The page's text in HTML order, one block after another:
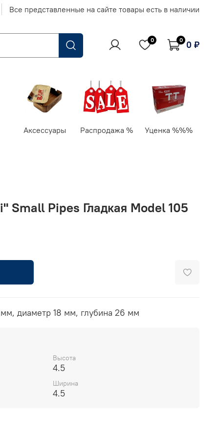
Все представленные на сайте товары есть в наличии
0 0 0 ₽
Аксессуары Распродажа % Уценка %%%
Small Pipes Гладкая Model 105
диаметр 18 мм, глубина 26 мм
Высота
4.5
Ширина
4.5